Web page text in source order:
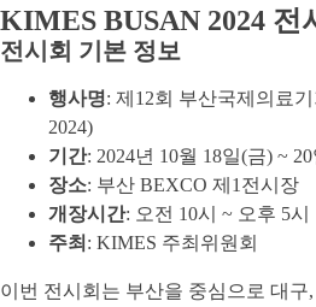
KIMES BUSAN 2024 전
전시회 기본 정보
행사명: 제12회 부산국제의료
2024)
기간: 2024년 10월 18일(금) ~
장소: 부산 BEXCO 제1전시장
개장시간: 오전 10시 ~ 오후 5시
주최 : KIMES 주최위원회
이번 전시회는 부산을 중심으로 대구